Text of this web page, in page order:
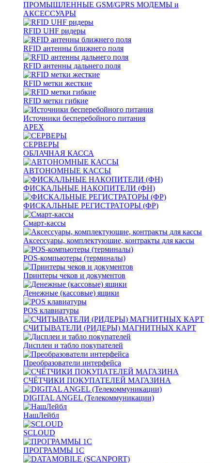
ПРОМЫШЛЕННЫЕ GSM/GPRS МОДЕМЫ и
АКСЕССУАРЫ
RFID UHF ридеры
RFID антенны ближнего поля
RFID антенны дальнего поля
RFID метки жесткие
RFID метки гибкие
Источники бесперебойного питания
APEX
СЕРВЕРЫ
ОБЛАЧНАЯ КАССА
АВТОНОМНЫЕ КАССЫ
ФИСКАЛЬНЫЕ НАКОПИТЕЛИ (ФН)
ФИСКАЛЬНЫЕ РЕГИСТРАТОРЫ (ФР)
Смарт-кассы
Аксессуары, комплектующие, контракты для кассы
POS-компьютеры (терминалы)
Принтеры чеков и документов
Денежные (кассовые) ящики
POS клавиатуры
СЧИТЫВАТЕЛИ (РИДЕРЫ) МАГНИТНЫХ КАРТ
Дисплеи и табло покупателей
Преобразователи интерфейса
СЧЁТЧИКИ ПОКУПАТЕЛЕЙ МАГАЗИНА
DIGITAL ANGEL (Телекоммуникации)
НашЛейбл
SCLOUD
ПРОГРАММЫ 1С